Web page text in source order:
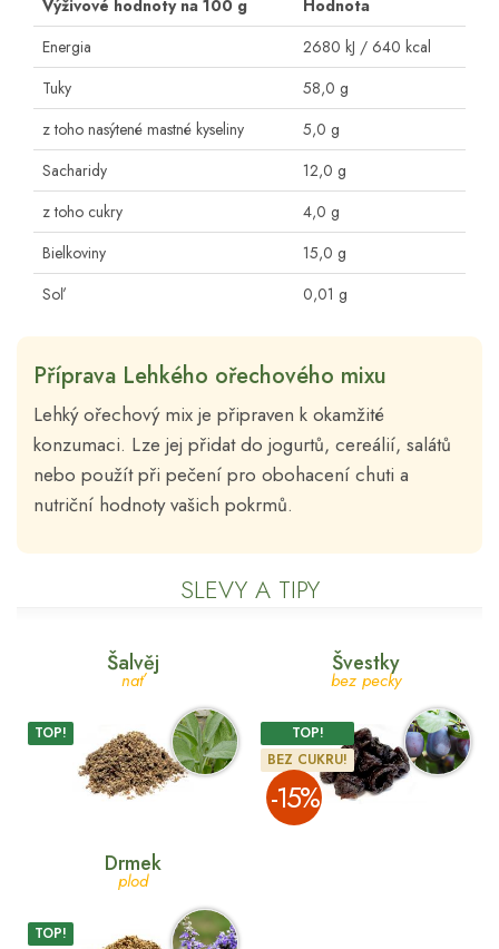
Výživové hodnoty na 100 g
Hodnota
Energia
2680 kJ / 640 kcal
Tuky
58,0 g
z toho nasýtené mastné kyseliny
5,0 g
Sacharidy
12,0 g
z toho cukry
4,0 g
Bielkoviny
15,0 g
Soľ
0,01 g
Příprava Lehkého ořechového mixu
Lehký ořechový mix je připraven k okamžité
konzumaci. Lze jej přidat do jogurtů, cereálií, salátů
nebo použít při pečení pro obohacení chuti a
nutriční hodnoty vašich pokrmů.
SLEVY A TIPY
Šalvěj
nať
TOP!
Švestky
bez pecky
TOP!
BEZ CUKRU!
­-15%
Drmek
plod
TOP!